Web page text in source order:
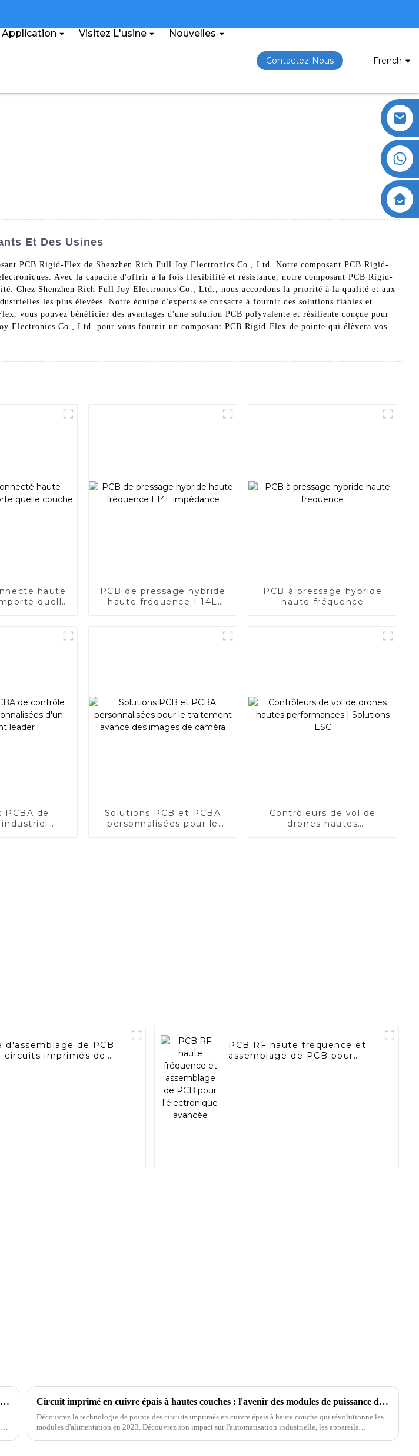
Application Visitez L'usine Nouvelles
Contactez-Nous French
Et Des Usines
PCB Rigid-Flex de Shenzhen Rich Full Joy Electronics Co., Ltd. Notre composant PCB Rigid-
Avec la capacité d'offrir à la fois flexibilité et résistance, notre composant PCB Rigid-
Chez Shenzhen Rich Full Joy Electronics Co., Ltd., nous accordons la priorité à la qualité et aux
les plus élevées. Notre équipe d'experts se consacre à fournir des solutions fiables et
vous pouvez bénéficier des avantages d'une solution PCB polyvalente et résiliente conçue pour
Electronics Co., Ltd. pour vous fournir un composant PCB Rigid-Flex de pointe qui élèvera vos
haute
quelle
PCB de pressage hybride
haute fréquence I 14L
PCB à pressage hybride
haute fréquence
PCBA de
Solutions PCB et PCBA
personnalisées pour le
Contrôleurs de vol de
drones hautes
d'assemblage de PCB
circuits imprimés de
PCB RF haute fréquence et
assemblage de PCB pour
Analyse de la technologie de perçage arrière dans la conception de circuits imprimés à grande vitesse Circuit imprimé en cuivre épais à hautes couches : l'avenir des modules de puissance dans les applications industrielles et médicales
Découvrez la technologie de pointe des circuits imprimés en cuivre épais à haute couche qui révolutionne les
modules d'alimentation en 2023. Découvrez son impact sur l'automatisation industrielle, les appareils